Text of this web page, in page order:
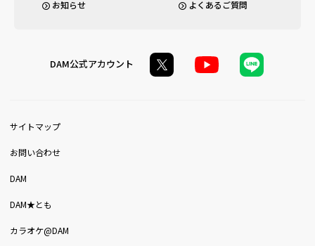
お知らせ よくあるご質問
DAM公式アカウント
サイトマップ
お問い合わせ
DAM
DAM★とも
カラオケ@DAM